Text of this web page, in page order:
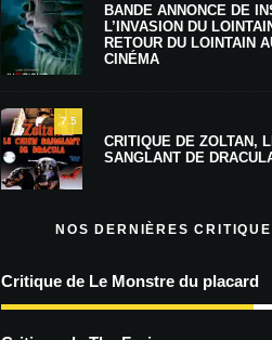
BANDE ANNONCE DE
L’INVASION DU
RETOUR DU LOINTAIN
CINÉMA
7.5
CRITIQUE DE ZOLTAN,
SANGLANT DE
NOS DERNIÈRES
Critique de Le Monstre du placard